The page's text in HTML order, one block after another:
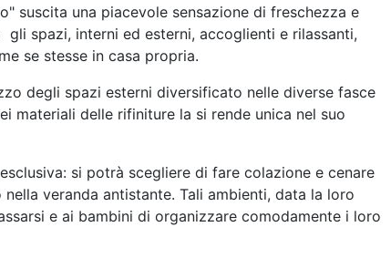
suscita una piacevole sensazione di freschezza e
gli spazi, interni ed esterni, accoglienti e rilassanti,
se stesse in casa propria.
degli spazi esterni diversificato nelle diverse fasce
materiali delle rifiniture la si rende unica nel suo
si potrà scegliere di fare colazione e cenare
veranda antistante. Tali ambienti, data la loro
e ai bambini di organizzare comodamente i loro